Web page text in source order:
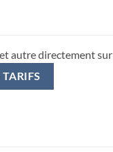
autre directement sur